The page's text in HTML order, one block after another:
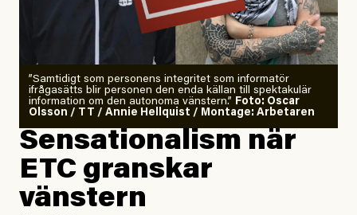
”Samtidigt som personens integritet som informatör
ifrågasätts blir personen den enda källan till spektakulär
information om den autonoma vänstern.” Foto: Oscar
Olsson / TT / Annie Hellquist / Montage: Arbetaren
Sensationalism när
ETC granskar
vänstern